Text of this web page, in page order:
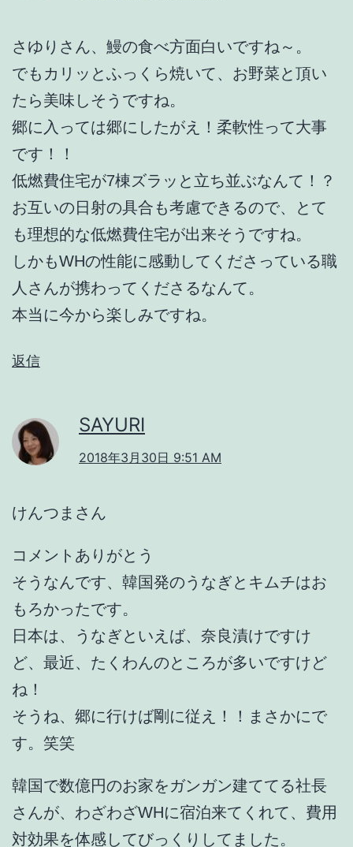
さゆりさん、鰻の食べ方面白いですね～。
でもカリッとふっくら焼いて、お野菜と頂い
たら美味しそうですね。
郷に入っては郷にしたがえ！柔軟性って大事
です！！
低燃費住宅が7棟ズラッと立ち並ぶなんて！？
お互いの日射の具合も考慮できるので、とて
も理想的な低燃費住宅が出来そうですね。
しかもWHの性能に感動してくださっている職
人さんが携わってくださるなんて。
本当に今から楽しみですね。
返信
SAYURI
2018年3月30日 9:51 AM
けんつまさん
コメントありがとう
そうなんです、韓国発のうなぎとキムチはお
もろかったです。
日本は、うなぎといえば、奈良漬けですけ
ど、最近、たくわんのところが多いですけど
ね！
そうね、郷に行けば剛に従え！！まさかにで
す。笑笑
韓国で数億円のお家をガンガン建ててる社長
さんが、わざわざWHに宿泊来てくれて、費用
対効果を体感してびっくりしてました。